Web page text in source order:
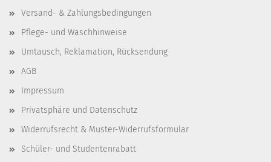
Versand- & Zahlungsbedingungen
Pflege- und Waschhinweise
Umtausch, Reklamation, Rücksendung
AGB
Impressum
Privatsphäre und Datenschutz
Widerrufsrecht & Muster-Widerrufsformular
Schüler- und Studentenrabatt